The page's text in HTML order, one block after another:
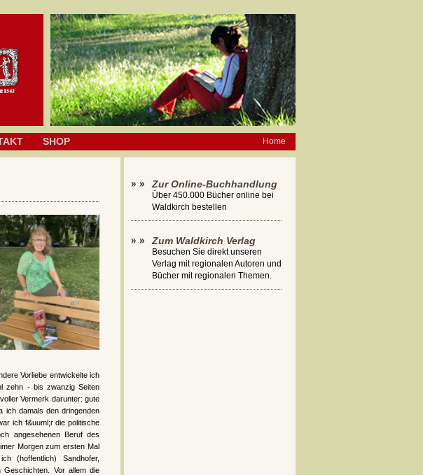
SHOP Home
Vorliebe entwickelte ich
zehn - bis zwanzig Seiten
Vermerk darunter: gute
ich damals den dringenden
ich f&uuml;r die politische
angesehenen Beruf des
Morgen zum ersten Mal
(hoffentlich) Sandhofer,
Geschichten. Vor allem die
Zur Online-Buchhandlung
Über 450.000 Bücher online bei
Waldkirch bestellen
Zum Waldkirch Verlag
Besuchen Sie direkt unseren
Verlag mit regionalen Autoren und
Bücher mit regionalen Themen.